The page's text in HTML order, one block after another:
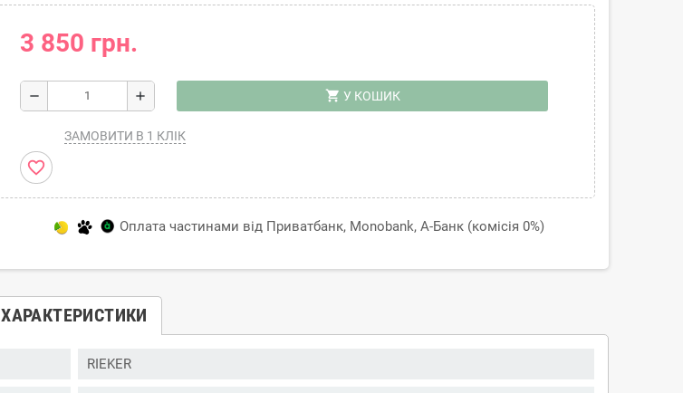
3 850 грн.
remove add shopping_cart У КОШИК
ЗАМОВИТИ В 1 КЛІК
favorite_border
Оплата частинами від Приватбанк, Monobank, А-Банк (комісія 0%)
ХАРАКТЕРИСТИКИ
RIEKER